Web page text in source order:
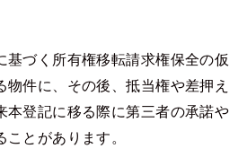
基づく所有権移転請求権保全の仮
物件に、その後、抵当権や差押え
本登記に移る際に第三者の承諾や
とがあります。